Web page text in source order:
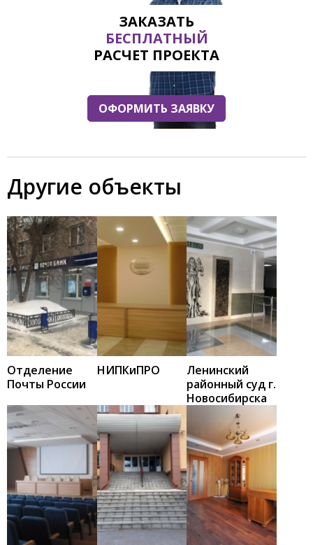
ЗАКАЗАТЬ
БЕСПЛАТНЫЙ
РАСЧЕТ ПРОЕКТА
ОФОРМИТЬ ЗАЯВКУ
Другие объекты
Отделение
Почты России
НИПКиПРО
Ленинский
районный суд г.
Новосибирска